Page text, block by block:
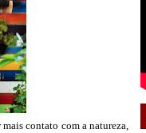
contato com a natureza,